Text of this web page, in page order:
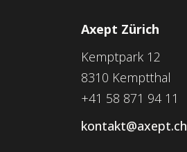
Axept Zürich
Kemptpark 12
8310 Kemptthal
+41 58 871 94 11
kontakt@axept.ch